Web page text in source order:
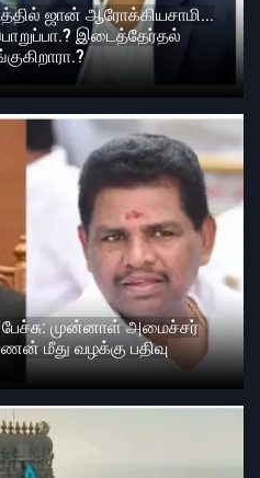
ஜான் ஆரோக்கியசாமி...
இடைத்தேர்தல்
பேச்சு: முன்னாள் அமைச்சர்
மீது வழக்கு பதிவு